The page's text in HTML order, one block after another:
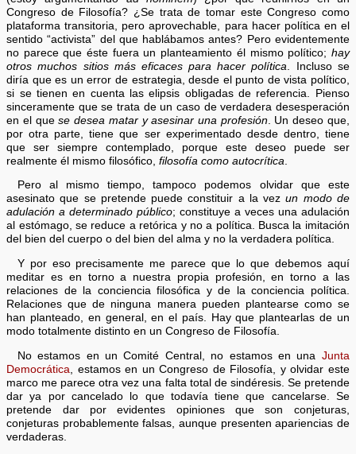
Congreso de Filosofía? ¿Se trata de tomar este Congreso como
plataforma transitoria, pero aprovechable, para hacer política en el
sentido “activista” del que hablábamos antes? Pero evidentemente
no parece que éste fuera un planteamiento él mismo político; hay
otros muchos sitios más eficaces para hacer política . Incluso se
diría que es un error de estrategia, desde el punto de vista político,
si se tienen en cuenta las elipsis obligadas de referencia. Pienso
sinceramente que se trata de un caso de verdadera desesperación
en el quese desea matar y asesinar una profesión. Un deseo que,
por otra parte, tiene que ser experimentado desde dentro, tiene
que ser siempre contemplado, porque este deseo puede ser
realmente él mismo filosófico,filosofía como autocrítica
Pero al mismo tiempo, tampoco podemos olvidar que este
asesinato que se pretende puede constituir a la vezun modo de
adulación a determinado público; constituye a veces una adulación
al estómago, se reduce a retórica y no a política. Busca la imitación
del bien del cuerpo o del bien del alma y no la verdadera política.
Y por eso precisamente me parece que lo que debemos aquí
meditar es en torno a nuestra propia profesión, en torno a las
relaciones de la conciencia filosófica y de la conciencia política.
Relaciones que de ninguna manera pueden plantearse como se
han planteado, en general, en el país. Hay que plantearlas de un
modo totalmente distinto en un Congreso de Filosofía.
No estamos en un Comité Central, no estamos en una Junta
Democrática , estamos en un Congreso de Filosofía, y olvidar este
marco me parece otra vez una falta total de sindéresis. Se pretende
dar ya por cancelado lo que todavía tiene que cancelarse. Se
pretende dar por evidentes opiniones que son conjeturas,
conjeturas probablemente falsas, aunque presenten apariencias de
verdaderas.